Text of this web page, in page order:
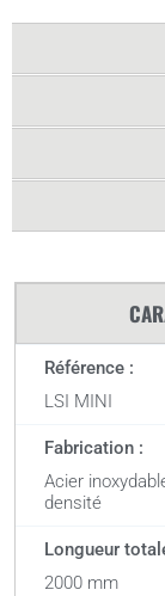
Référence :
LSI MINI
Fabrication :
Acier
densité
Longueur
2000 mm